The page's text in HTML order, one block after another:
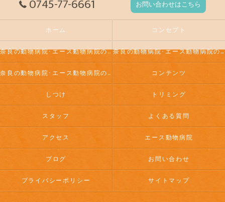
0745-77-6661 お問い合わせはこちら
ホーム コンセプト
奈良の動物病院･エース動物病院の口コミ情報 奈良の動物病院･エース動物病院の評判
奈良の動物病院･エース動物病院のお客様の声 コンテンツ
しつけ トリミング
スタッフ よくある質問
アクセス エース動物病院
ブログ お問い合わせ
プライバシーポリシー サイトマップ